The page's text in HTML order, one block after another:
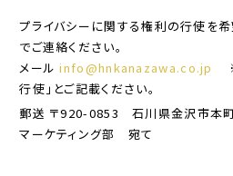
プライバシーに関する権利の行使を
でご連絡ください。
メールinfo@hnkanazawa.co.jp
※
行使」とご記載ください。
郵送 〒920-0853 石川県金沢市
マーケティング部 宛て